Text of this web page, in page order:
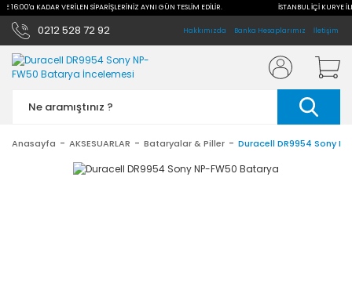
16:00'a KADAR VERİLEN SİPARİŞLERİNİZ AYNI GÜN TESLİM EDİLİR. İSTANBUL İÇİ KURYE
0212 528 72 92 Hakkımızda Banka Hesaplarımız İletişim
Anasayfa AKSESUARLAR Bataryalar & Piller Duracell DR9954 Sony